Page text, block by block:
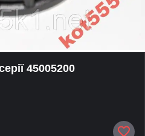
45005200